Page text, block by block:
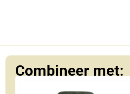
Combineer met: